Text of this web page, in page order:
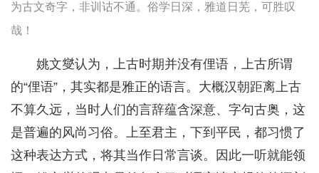
为古文奇字，非训诂不通。俗学日深，雅道日芜，可胜叹
哉！
姚文燮认为，上古时期并没有俚语，上古所谓
的“俚语”，其实都是雅正的语言。大概汉朝距离上古
不算久远，当时人们的言辞蕴含深意、字句古奥，这
是普遍的风尚习俗。上至君主，下到平民，都习惯了
这种表达方式，将其当作日常言谈。因此一听就能领